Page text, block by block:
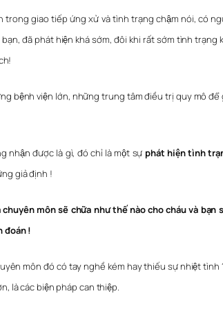
trong giao tiếp ứng xử và tình trạng chậm nói, có
đã phát hiện khá sớm, đôi khi rất sớm tình
bệnh viện lớn, những trung tâm điều trị quy mô
nhận được là gì, đó chỉ là một sự phát hiện tình
giả định !
chuyên môn sẽ chữa như thế nào cho cháu và
đoán !
môn đó có tay nghề kém hay thiếu sự nhiệt
là các biện pháp can thiệp.